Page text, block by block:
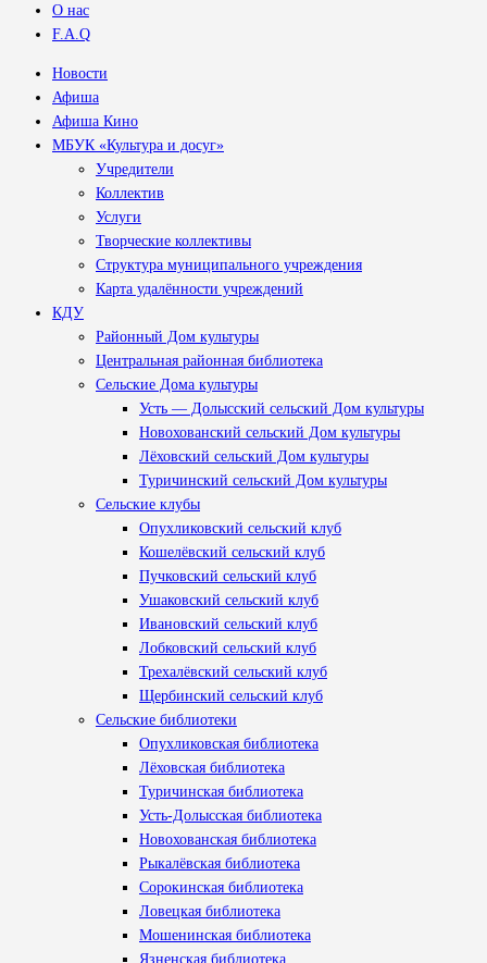
О нас
F.A.Q
Новости
Афиша
Афиша Кино
МБУК «Культура и досуг»
Учредители
Коллектив
Услуги
Творческие коллективы
Структура муниципального учреждения
Карта удалённости учреждений
КДУ
Районный Дом культуры
Центральная районная библиотека
Сельские Дома культуры
Усть — Долысский сельский Дом культуры
Новохованский сельский Дом культуры
Лёховский сельский Дом культуры
Туричинский сельский Дом культуры
Сельские клубы
Опухликовский сельский клуб
Кошелёвский сельский клуб
Пучковский сельский клуб
Ушаковский сельский клуб
Ивановский сельский клуб
Лобковский сельский клуб
Трехалёвский сельский клуб
Щербинский сельский клуб
Сельские библиотеки
Опухликовская библиотека
Лёховская библиотека
Туричинская библиотека
Усть-Долысская библиотека
Новохованская библиотека
Рыкалёвская библиотека
Сорокинская библиотека
Ловецкая библиотека
Мошенинская библиотека
Язненская библиотека